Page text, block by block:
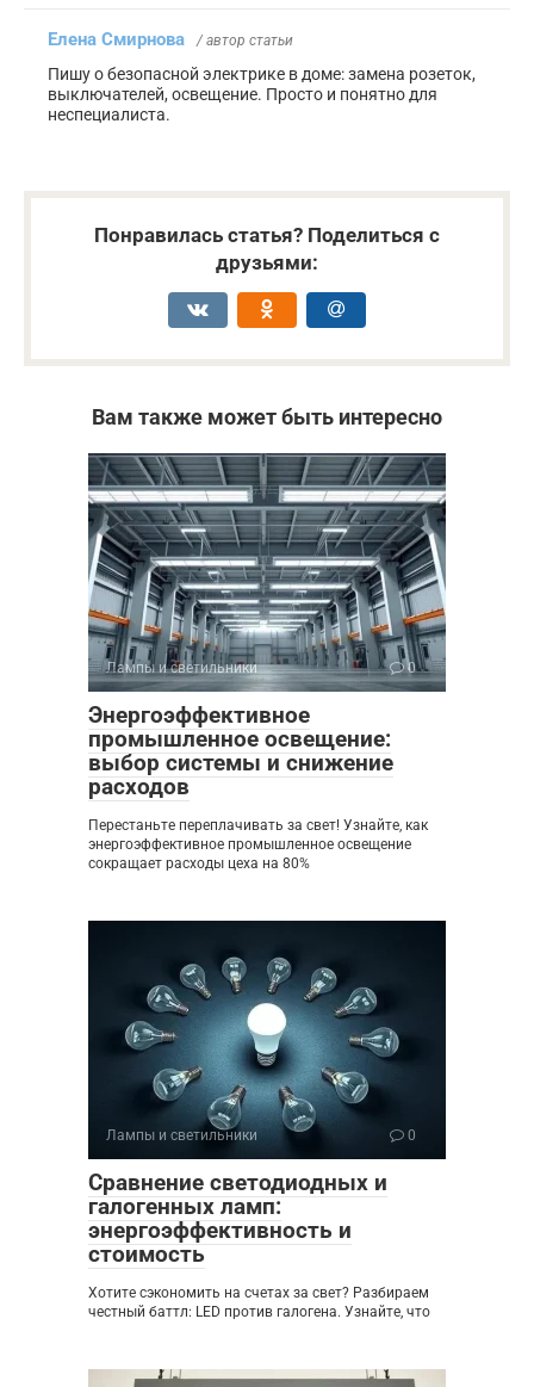
Елена Смирнова / автор статьи
Пишу о безопасной электрике в доме: замена розеток,
выключателей, освещение. Просто и понятно для
неспециалиста.
Понравилась статья? Поделиться с
друзьями:
Вам также может быть интересно
Лампы и светильники 0
Энергоэффективное
промышленное освещение:
выбор системы и снижение
расходов
Перестаньте переплачивать за свет! Узнайте, как
энергоэффективное промышленное освещение
сокращает расходы цеха на 80%
Лампы и светильники 0
Сравнение светодиодных и
галогенных ламп:
энергоэффективность и
стоимость
Хотите сэкономить на счетах за свет? Разбираем
честный баттл: LED против галогена. Узнайте, что